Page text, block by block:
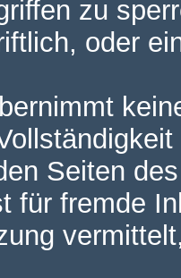
zu
oder
Seiten
für fremde